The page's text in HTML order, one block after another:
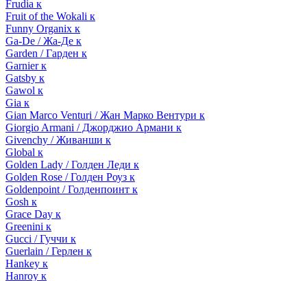
Frudia к
Fruit of the Wokali к
Funny Organix к
Ga-De / Жа-Де к
Garden / Гарден к
Garnier к
Gatsby к
Gawol к
Gia к
Gian Marco Venturi / Жан Марко Вентури к
Giorgio Armani / Джорджио Армани к
Givenchy / Живанши к
Global к
Golden Lady / Голден Леди к
Golden Rose / Голден Роуз к
Goldenpoint / Голденпоинт к
Gosh к
Grace Day к
Greenini к
Gucci / Гуччи к
Guerlain / Герлен к
Hankey к
Hanroy к